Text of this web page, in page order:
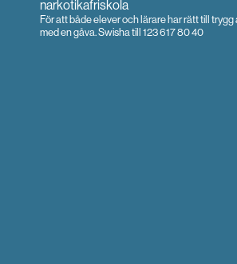
narkotikafriskola
För att både elever och lärare har rätt till trygg
med en gåva.Swisha till 123 617 80 40